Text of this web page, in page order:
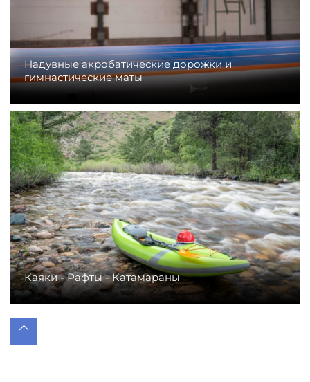
Надувные акробатические дорожки и
гимнастические маты
Каяки - Рафты - Катамараны